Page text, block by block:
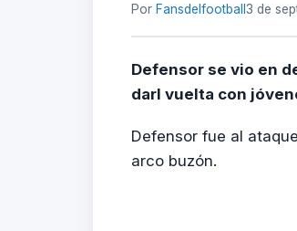
Por Fansdelfootball 3 de
Defensor se vio en
darl vuelta con
Defensor fue al
arco buzón.